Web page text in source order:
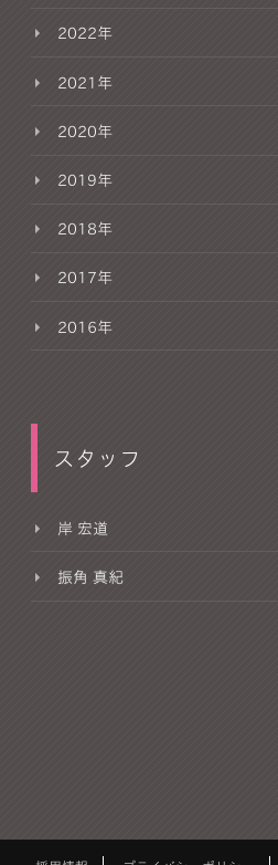
2022年
2021年
2020年
2019年
2018年
2017年
2016年
スタッフ
岸 宏道
振角 真紀